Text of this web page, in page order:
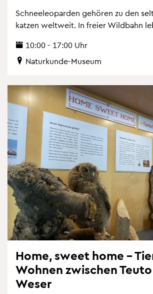
Schnee­leo­par­den ge­hö­ren zu den
kat­zen welt­weit. In frei­er Wild­bahn
10:00 - 17:00 Uhr
Na­tur­kun­de-Mu­se­um
Home, sweet home –
Woh­nen zwi­schen
Weser